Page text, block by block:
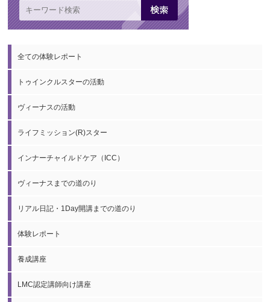
全ての体験レポート
トゥインクルスターの活動
ヴィーナスの活動
ライフミッション(R)スター
インナーチャイルドケア（ICC）
ヴィーナスまでの道のり
リアル日記・1Day開講までの道のり
体験レポート
養成講座
LMC認定講師向け講座